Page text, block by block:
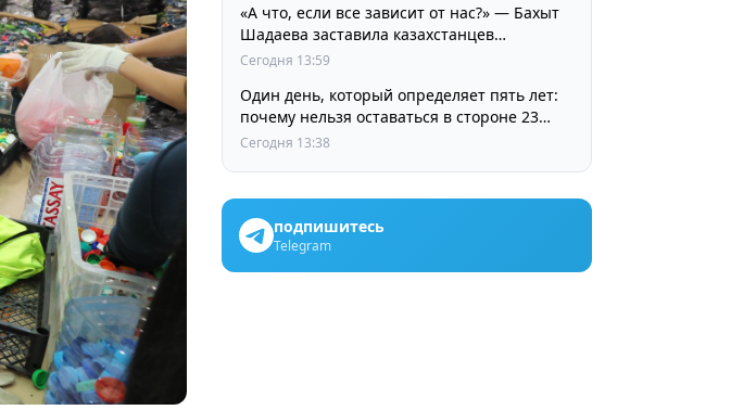
«А что, если все зависит от нас?» — Бахыт
Шадаева заставила казахстанцев
остановиться и задуматься
Сегодня 13:59
Один день, который определяет пять лет:
почему нельзя оставаться в стороне 23
августа
Сегодня 13:38
подпишитесь
Telegram